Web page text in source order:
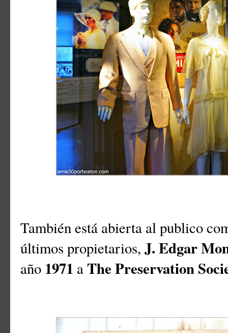
También está abierta al publico
últimos propietarios, J. Edgar
año 1971 aThe Preservation